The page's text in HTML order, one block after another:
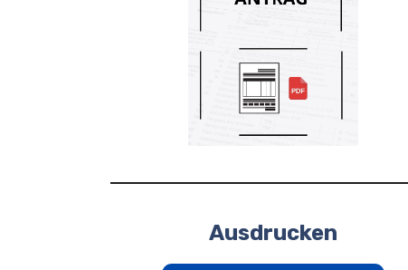
Ausdrucken